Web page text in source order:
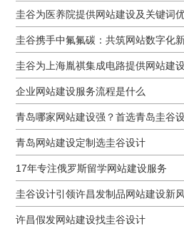
圭谷携手中氟氟碳：共筑网站数字化
圭谷为上海胤祺集成电路提供网站建
企业网站建设服务流程是什么
青岛哪家网站建设强？首选青岛圭谷
青岛网站建设定制选圭谷设计
17年专注俄罗斯留学网站建设服务
圭谷设计引领许昌发制品网站建设新
许昌假发网站建设找圭谷设计